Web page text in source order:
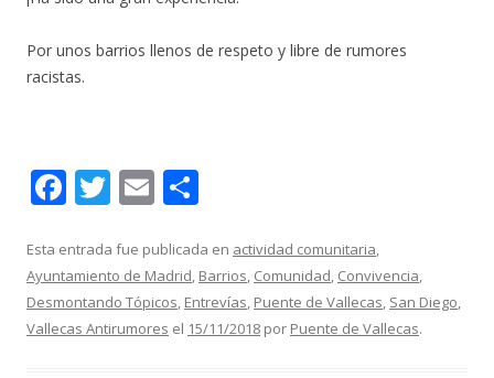
Por unos barrios llenos de respeto y libre de rumores
racistas.
F
e
b
o
T
itt
er
E
ai
l
m
p
ar
Esta entrada fue publicada en actividad comunitaria,
Ayuntamiento de Madrid, Barrios, Comunidad, Convivencia,
Desmontando Tópicos, Entrevías, Puente de Vallecas, San Diego,
Vallecas Antirumores el 15/11/2018 por Puente de Vallecas.